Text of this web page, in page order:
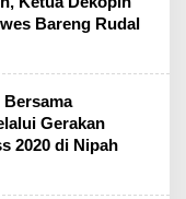
Bareng Rudal
Gerakan
2020 di Nipah